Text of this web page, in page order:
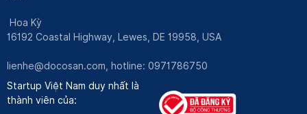
Hoa Kỳ
16192 Coastal Highway, Lewes, DE 19958, USA
lienhe@docosan.com , hotline: 0971786750
Startup Việt Nam duy nhất là
thành viên của: